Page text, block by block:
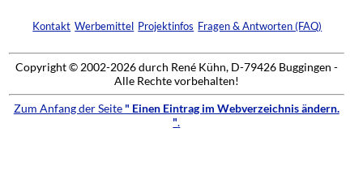
Kontakt Werbemittel Projektinfos Fragen & Antworten (FAQ)
Copyright © 2002-2026 durch René Kühn, D-79426 Buggingen -
Alle Rechte vorbehalten!
Zum Anfang der Seite " Einen Eintrag im Webverzeichnis ändern.
".